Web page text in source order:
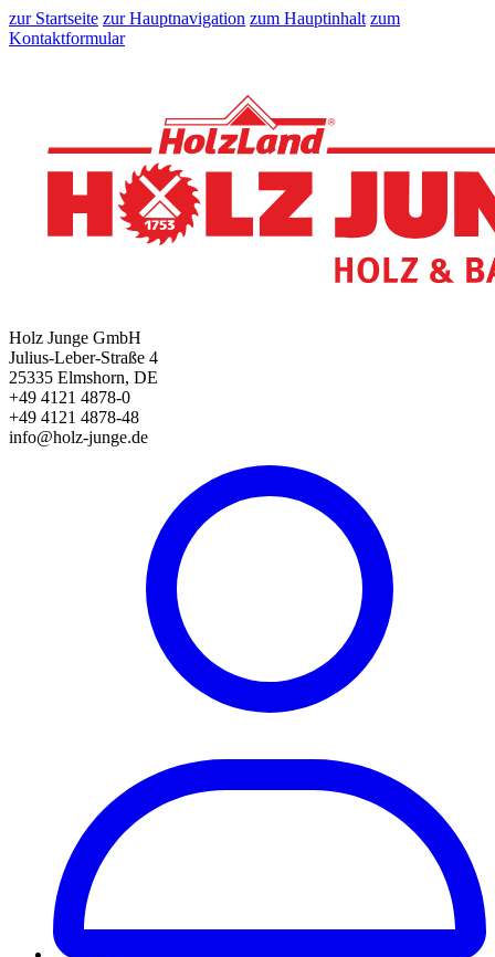
zur Startseite zur Hauptnavigation zum Hauptinhalt zum
Kontaktformular
Holz Junge GmbH
Julius-Leber-Straße 4
25335 Elmshorn, DE
+49 4121 4878-0
+49 4121 4878-48
info@holz-junge.de